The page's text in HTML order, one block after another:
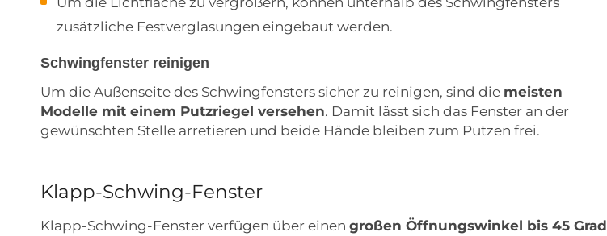
zusätzliche Festverglasungen eingebaut werden.
Schwingfenster reinigen
Um die Außenseite des Schwingfensters sicher zu reinigen, sind die meisten
Modelle mit einem Putzriegel versehen. Damit lässt sich das Fenster an der
gewünschten Stelle arretieren und beide Hände bleiben zum Putzen frei.
Klapp-Schwing-Fenster
Klapp-Schwing-Fenster verfügen über einen großen Öffnungswinkel bis 45 Grad